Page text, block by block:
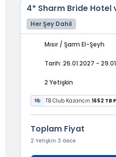
4* Sharm Bride
Her Şey Dahil
Mısır / Şarm El-Şeyh
Tarih: 26.01.2027 -
2 Yetişkin
TB Club Kazancın 1652 TB
Toplam Fiyat
2 Yetişkin 3 Gece